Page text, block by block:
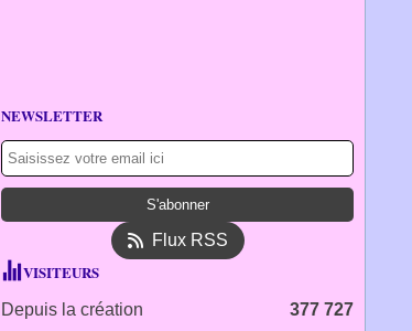
NEWSLETTER
Flux RSS
VISITEURS
Depuis la création 377 727